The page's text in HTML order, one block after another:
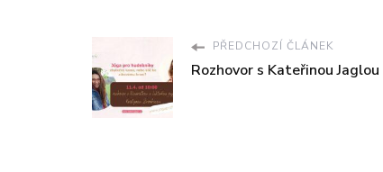
PŘEDCHOZÍ ČLÁNEK
Rozhovor s Kateřinou Jaglou